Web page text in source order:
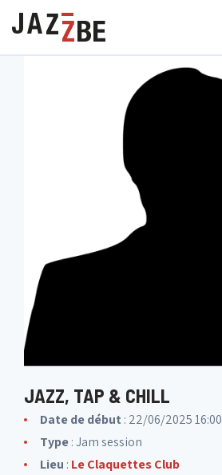
JAZZ, TAP & CHILL
Date de début : 22/06/2025 16:00
Type: Jam session
Lieu : Le Claquettes Club